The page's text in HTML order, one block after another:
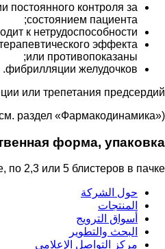
постоянного контроля за
состоянием пациента;
к нетрудоспособности;
эффекта
или противопоказаны;
фибрилляции желудочков.
или трепетания предсердий.
раздел «Фармакодинамика»).
форма, упаковка:
по 2,3 или 5 блистеров в пачке.
حول الشركة
المنتجات
أسواق الترويج
البحث والتطوير
مركز التواصل الإعلامي